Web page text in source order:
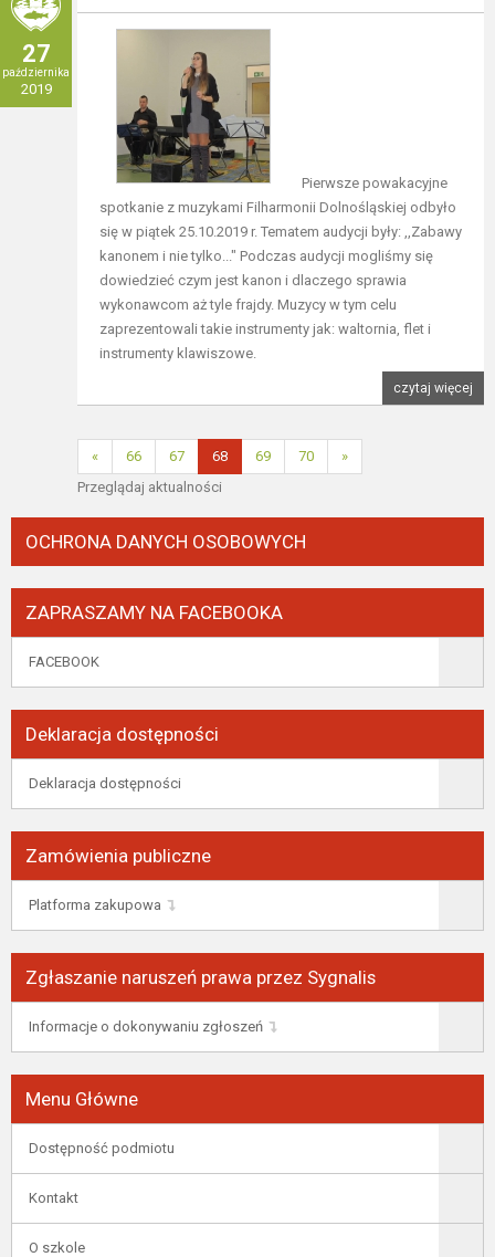
27
października
2019
Pierwsze powakacyjne
spotkanie z muzykami Filharmonii Dolnośląskiej odbyło
się w piątek 25.10.2019 r. Tematem audycji były: ,,Zabawy
kanonem i nie tylko..." Podczas audycji mogliśmy się
dowiedzieć czym jest kanon i dlaczego sprawia
wykonawcom aż tyle frajdy. Muzycy w tym celu
zaprezentowali takie instrumenty jak: waltornia, flet i
instrumenty klawiszowe.
czytaj więcej
« 66 67 68 69 70
»
Przeglądaj aktualności
OCHRONA DANYCH OSOBOWYCH
ZAPRASZAMY NA FACEBOOKA
FACEBOOK
Deklaracja dostępności
Deklaracja dostępności
Zamówienia publiczne
Platforma zakupowa
Zgłaszanie naruszeń prawa przez Sygnalis
Informacje o dokonywaniu zgłoszeń
Menu Główne
Dostępność podmiotu
Kontakt
O szkole